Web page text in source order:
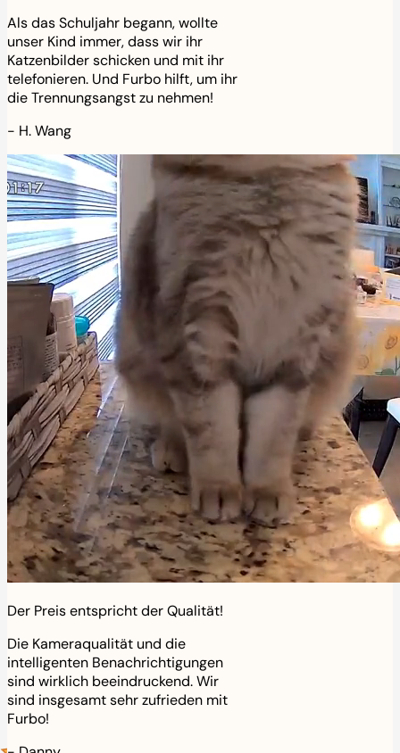
Als das Schuljahr begann, wollte
unser Kind immer, dass wir ihr
Katzenbilder schicken und mit ihr
telefonieren. Und Furbo hilft, um ihr
die Trennungsangst zu nehmen!
- H. Wang
Der Preis entspricht der Qualität!
Die Kameraqualität und die
intelligenten Benachrichtigungen
sind wirklich beeindruckend. Wir
sind insgesamt sehr zufrieden mit
Furbo!